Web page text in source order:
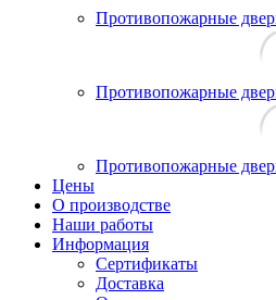
Противопожарные
Противопожарные
Противопожарные
Цены
О производстве
Наши работы
Информация
Сертификаты
Доставка